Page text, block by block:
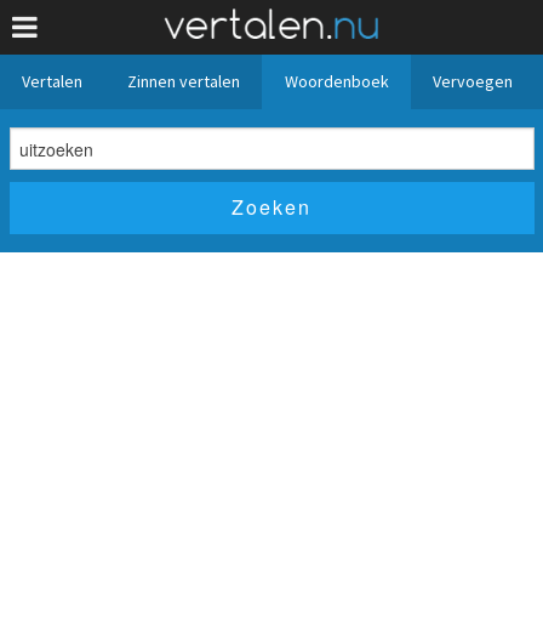
Vertalen Zinnen vertalen Woordenboek Vervoegen